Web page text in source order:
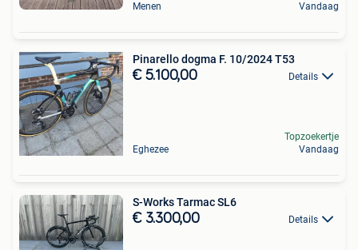
Menen
Vandaag
Pinarello dogma F. 10/2024 T53
€ 5.100,00 Details
Eghezee
Topzoekertje
Vandaag
S-Works Tarmac SL6
€ 3.300,00 Details